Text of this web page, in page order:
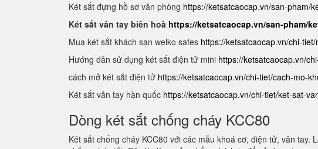
Két sắt đựng hồ sơ văn phòng https://ketsatcaocap.vn/san-pham/
Két sắt vân tay biên hoà https://ketsatcaocap.vn/san-pham/
Mua két sắt khách sạn welko safes https://ketsatcaocap.vn/chi-
Hướng dẫn sử dụng két sắt điện tử mini https://ketsatcaocap.vn/
cách mở két sắt điện tử https://ketsatcaocap.vn/chi-tiet/cach-mo-
Két sắt vân tay hàn quốc https://ketsatcaocap.vn/chi-tiet/ket-sat-
Dòng két sắt chống cháy KCC80
Két sắt chống cháy KCC80 với các mẫu khoá cơ, điện tử, vân